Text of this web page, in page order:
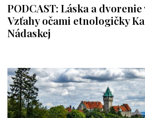
PODCAST: Láska a
Vzťahy očami etnologičky
Nádaskej